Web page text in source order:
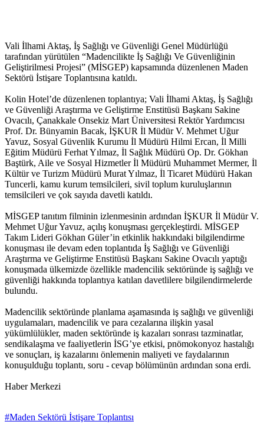
Vali İlhami Aktaş, İş Sağlığı ve Güvenliği Genel Müdürlüğü
tarafından yürütülen “Madencilikte İş Sağlığı Ve Güvenliğinin
Geliştirilmesi Projesi” (MİSGEP) kapsamında düzenlenen Maden
Sektörü İstişare Toplantısına katıldı.
Kolin Hotel’de düzenlenen toplantıya; Vali İlhami Aktaş, İş Sağlığı
ve Güvenliği Araştırma ve Geliştirme Enstitüsü Başkanı Sakine
Ovacılı, Çanakkale Onsekiz Mart Üniversitesi Rektör Yardımcısı
Prof. Dr. Bünyamin Bacak, İŞKUR İl Müdür V. Mehmet Uğur
Yavuz, Sosyal Güvenlik Kurumu İl Müdürü Hilmi Ercan, İl Milli
Eğitim Müdürü Ferhat Yılmaz, İl Sağlık Müdürü Op. Dr. Gökhan
Baştürk, Aile ve Sosyal Hizmetler İl Müdürü Muhammet Mermer, İl
Kültür ve Turizm Müdürü Murat Yılmaz, İl Ticaret Müdürü Hakan
Tuncerli, kamu kurum temsilcileri, sivil toplum kuruluşlarının
temsilcileri ve çok sayıda davetli katıldı.
MİSGEP tanıtım filminin izlenmesinin ardından İŞKUR İl Müdür V.
Mehmet Uğur Yavuz, açılış konuşması gerçekleştirdi. MİSGEP
Takım Lideri Gökhan Güler’in etkinlik hakkındaki bilgilendirme
konuşması ile devam eden toplantıda İş Sağlığı ve Güvenliği
Araştırma ve Geliştirme Enstitüsü Başkanı Sakine Ovacılı yaptığı
konuşmada ülkemizde özellikle madencilik sektöründe iş sağlığı ve
güvenliği hakkında toplantıya katılan davetlilere bilgilendirmelerde
bulundu.
Madencilik sektöründe planlama aşamasında iş sağlığı ve güvenliği
uygulamaları, madencilik ve para cezalarına ilişkin yasal
yükümlülükler, maden sektöründe iş kazaları sonrası tazminatlar,
sendikalaşma ve faaliyetlerin İSG’ye etkisi, pnömokonyoz hastalığı
ve sonuçları, iş kazalarını önlemenin maliyeti ve faydalarının
konuşulduğu toplantı, soru - cevap bölümünün ardından sona erdi.
Haber Merkezi
#Maden Sektörü İstişare Toplantısı